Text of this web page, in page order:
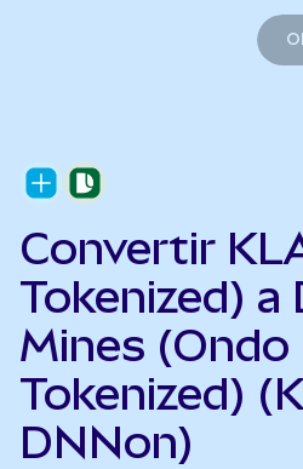
Convertir
Tokenized) a
Mines (Ondo
Tokenized)
DNNon)